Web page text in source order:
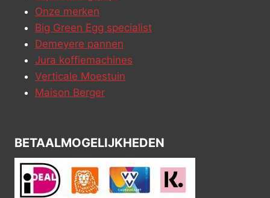
Onze merken
Big Green Egg specialist
Demeyere pannen
Jura koffiemachines
Verticale Moestuin
Maison Berger
BETAALMOGELIJKHEDEN